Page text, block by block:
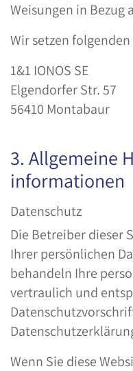
Weisungen in Bezug
Wir setzen
1&1 IONOS SE
Elgendorfer Str. 57
56410 Montabaur
3. Allgemeine
informationen
Datenschutz
Die Betreiber dieser
Ihrer persönlichen
behandeln Ihre
vertraulich und
Wenn Sie diese